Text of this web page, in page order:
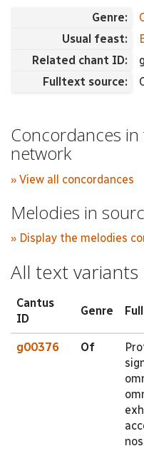
Genre:
Usual feast:
Related chant ID:
Fulltext source:
Concordances
network
» View all concordances
Melodies in
» Display the melodies
All text
Cantus
ID
Genre
g00376 Of